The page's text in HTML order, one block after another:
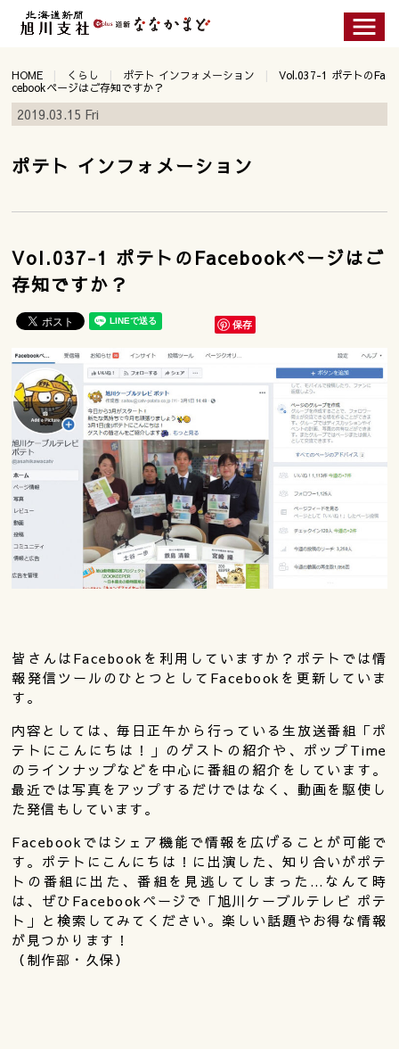
HOME くらし ポテト インフォメーション
Vol.037-1 ポテトのFa
cebookページはご存知ですか？
2019.03.15 Fri
ポテト インフォメーション
Vol.037-1 ポテトのFacebookページはご
存知ですか？
保存
皆さんはFacebookを利用していますか？ポテトでは情
報発信ツールのひとつとしてFacebookを更新していま
す。
内容としては、毎日正午から行っている生放送番組「ポ
テトにこんにちは！」のゲストの紹介や、ポップTime
のラインナップなどを中心に番組の紹介をしています。
最近では写真をアップするだけではなく、動画を駆使し
た発信もしています。
Facebookではシェア機能で情報を広げることが可能で
す。ポテトにこんにちは！に出演した、知り合いがポテ
トの番組に出た、番組を見逃してしまった…なんて時
は、ぜひFacebookページで「旭川ケーブルテレビ ポテ
ト」と検索してみてください。楽しい話題やお得な情報
が見つかります！
（制作部・久保）